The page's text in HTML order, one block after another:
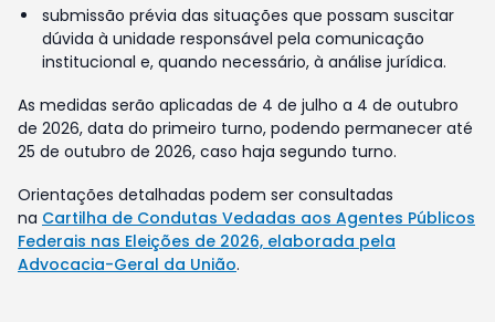
submissão prévia das situações que possam suscitar
dúvida à unidade responsável pela comunicação
institucional e, quando necessário, à análise jurídica.
As medidas serão aplicadas de 4 de julho a 4 de outubro
de 2026, data do primeiro turno, podendo permanecer até
25 de outubro de 2026, caso haja segundo turno.
Orientações detalhadas podem ser consultadas
na Cartilha de Condutas Vedadas aos Agentes Públicos
Federais nas Eleições de 2026, elaborada pela
Advocacia-Geral da União.